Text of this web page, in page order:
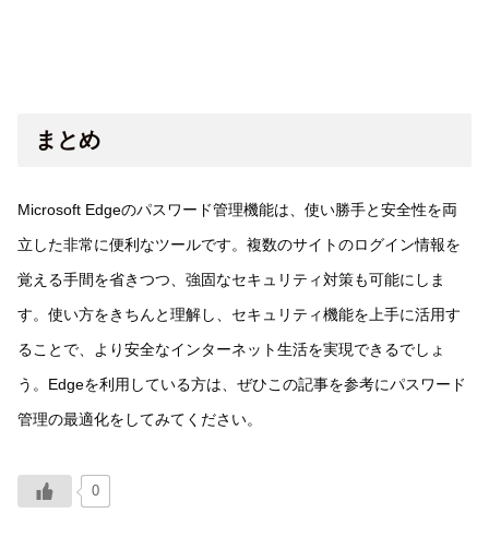
まとめ
Microsoft Edgeのパスワード管理機能は、使い勝手と安全性を両
立した非常に便利なツールです。複数のサイトのログイン情報を
覚える手間を省きつつ、強固なセキュリティ対策も可能にしま
す。使い方をきちんと理解し、セキュリティ機能を上手に活用す
ることで、より安全なインターネット生活を実現できるでしょ
う。Edgeを利用している方は、ぜひこの記事を参考にパスワード
管理の最適化をしてみてください。
0